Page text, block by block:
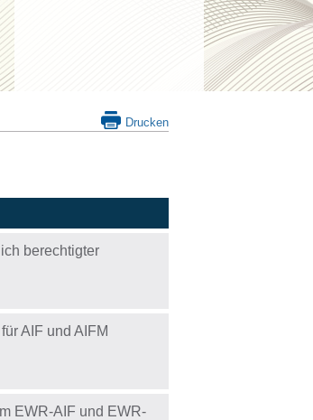
Drucken
berechtigter
AIF und AIFM
EWR-AIF und EWR-